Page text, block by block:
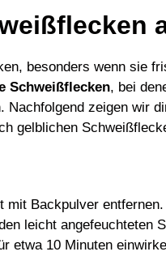
besonders wenn sie
Schweißflecken, bei
Nachfolgend zeigen wir
gelblichen
Backpulver
leicht angefeuchteten
etwa 10 Minuten